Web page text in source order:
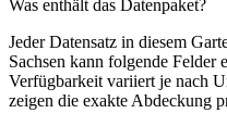
Was enthält das Datenpaket?
Jeder Datensatz in diesem
Sachsen kann folgende Felder
Verfügbarkeit variiert je nach
zeigen die exakte Abdeckung